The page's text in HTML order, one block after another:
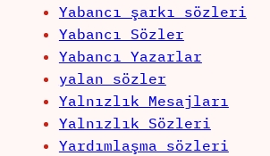
Yabancı şarkı sözleri
Yabancı Sözler
Yabancı Yazarlar
yalan sözler
Yalnızlık Mesajları
Yalnızlık Sözleri
Yardımlaşma sözleri